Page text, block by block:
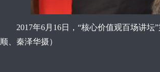
2017年6月16日，“核心价值观百场讲坛”
顺、秦泽华摄）